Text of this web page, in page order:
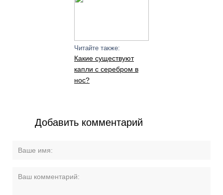
Читайте также:
Какие существуют
капли с серебром в
нос?
Добавить комментарий